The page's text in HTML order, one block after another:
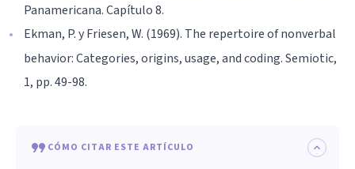
Panamericana. Capítulo 8.
Ekman, P. y Friesen, W. (1969). The repertoire of nonverbal
behavior: Categories, origins, usage, and coding. Semiotic,
1, pp. 49-98.
CÓMO CITAR ESTE ARTÍCULO